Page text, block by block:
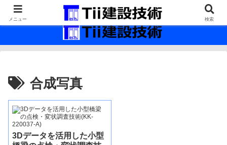
最新の建設技術の情報インフラ。
合成写真
3Dデータを活用した小型
メニュー 検索